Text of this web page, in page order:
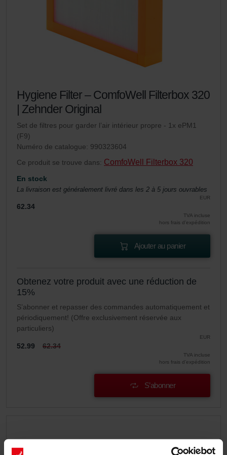
Hygiene Filter – ComfoWell Filterbox 320
| Zehnder Original
Set de filtres pour garder l’air intérieur propre - 1x ePM1
(F9)
Numéro de catalogue: 990323604
Ce produit se trouve dans: ComfoWell Filterbox 320
En stock
La livraison est généralement livré dans les 2 à 5 jours ouvrables
EUR
62.34
TVA incluse
hors frais d’expédition
Ajouter au panier
Obtenez votre produit avec une réduction de
15%
S’abonner et repasser des commandes automatiquement et
périodiquement! (Offre exclusivement réservée aux
particuliers)
EUR
52.99 62.34
TVA incluse
hors frais d’expédition
S’abonner